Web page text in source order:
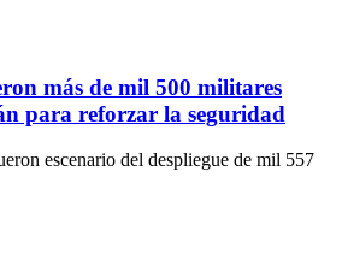
más de mil 500 militares
para reforzar la seguridad
escenario del despliegue de mil 557